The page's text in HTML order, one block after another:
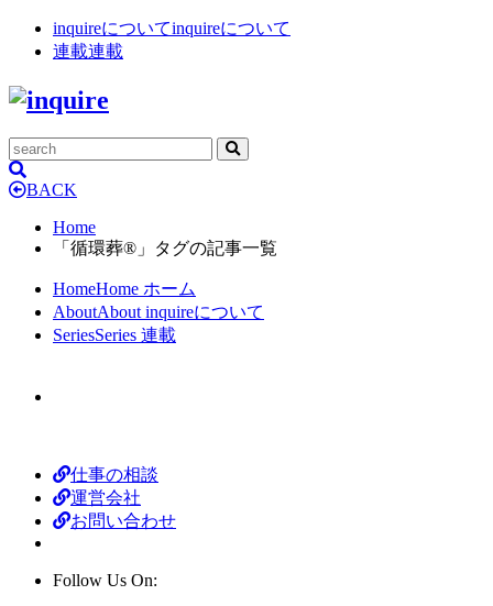
inquireについてinquireについて
連載連載
BACK
Home
「循環葬®︎」タグの記事一覧
HomeHome ホーム
AboutAbout inquireについて
SeriesSeries 連載
仕事の相談
運営会社
お問い合わせ
Follow Us On: